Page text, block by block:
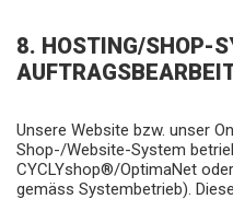
8. HOSTING/SHOP-
Unsere Website bzw. unser
Shop-/Website-System
CYCLYshop®/OptimaNet
gemäss Systembetrieb).